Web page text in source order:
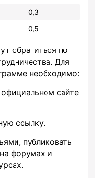
0,3
0,5
обратиться по
Для
необходимо:
официальном сайте
ссылку.
публиковать
форумах и